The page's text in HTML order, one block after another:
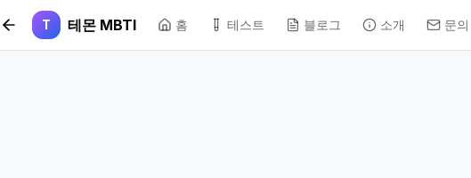
본문 바로가기
T 테몬 MBTI 홈 테스트 블로그 소개 문의